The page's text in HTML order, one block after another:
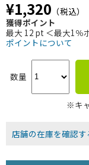
¥1,320 （税込）
獲得ポイント
最大 12 pt ＜最大1％
ポイントについて
数量
※キ
店舗の在庫を確認す